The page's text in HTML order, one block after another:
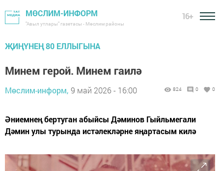
МӨСЛИМ-ИНФОРМ
"Авыл утлары" газетасы - Мөслим районы
16+
ҖИҢҮНЕҢ 80 ЕЛЛЫГЫНА
Минем герой. Минем гаилә
Мөслим-информ, 9 май 2026 - 16:00 824 0 0
Әниемнең бертуган абыйсы Дәминов Гыйльмегали
Дәмин улы турында истәлекләрне яңартасым килә